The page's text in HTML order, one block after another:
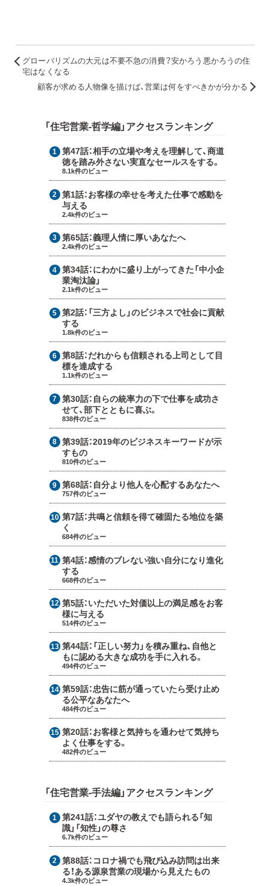
グローバリズムの大元は不要不急の消費？安かろう悪かろうの住
宅はなくなる
顧客が求める人物像を描けば、営業は何をすべきかが分かる
「住宅営業-哲学編」アクセスランキング
第47話：相手の立場や考えを理解して、商道
徳を踏み外さない実直なセールスをする。
8.1k件のビュー
第1話：お客様の幸せを考えた仕事で感動を
与える
2.4k件のビュー
第65話：義理人情に厚いあなたへ
2.4k件のビュー
第34話：にわかに盛り上がってきた「中小企
業淘汰論」
2.1k件のビュー
第2話： 「三方よし」のビジネスで社会に貢献
する
1.8k件のビュー
第8話：だれからも信頼される上司として目
標を達成する
1.1k件のビュー
第30話： 自らの統率力の下で仕事を成功さ
せて、部下とともに喜ぶ。
838件のビュー
第39話：2019年のビジネスキーワードが示
すもの
810件のビュー
第68話： 自分より他人を心配するあなたへ
757件のビュー
第7話：共鳴と信頼を得て確固たる地位を築
く
684件のビュー
第4話：感情のブレない強い自分になり進化
する
668件のビュー
第5話：いただいた対価以上の満足感をお客
様に与える
514件のビュー
第44話： 「正しい努力」を積み重ね、自他と
もに認める大きな成功を手に入れる。
494件のビュー
第59話：忠告に筋が通っていたら受け止め
る公平なあなたへ
484件のビュー
第20話：お客様と気持ちを通わせて気持ち
よく仕事をする。
482件のビュー
「住宅営業-手法編」アクセスランキング
第241話：ユダヤの教えでも語られる「知
識」「知性」の尊さ
6.7k件のビュー
第88話： コロナ禍でも飛び込み訪問は出来
る！ある源泉営業の現場から見えたもの
4.3k件のビュー